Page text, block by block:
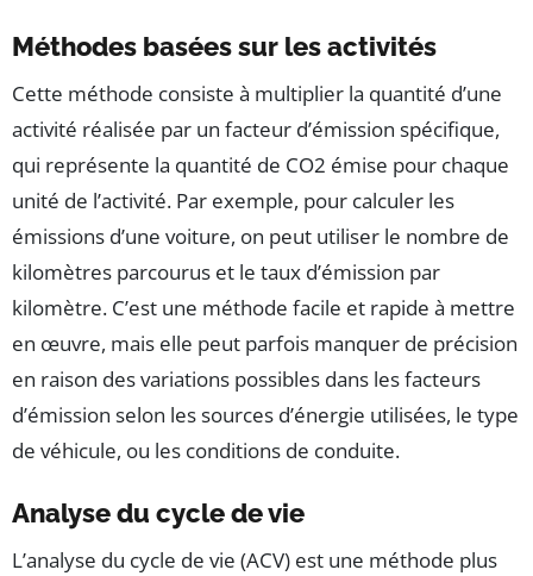
Méthodes basées sur les activités
Cette méthode consiste à multiplier la quantité d’une
activité réalisée par un facteur d’émission spécifique,
qui représente la quantité de CO2 émise pour chaque
unité de l’activité. Par exemple, pour calculer les
émissions d’une voiture, on peut utiliser le nombre de
kilomètres parcourus et le taux d’émission par
kilomètre. C’est une méthode facile et rapide à mettre
en œuvre, mais elle peut parfois manquer de précision
en raison des variations possibles dans les facteurs
d’émission selon les sources d’énergie utilisées, le type
de véhicule, ou les conditions de conduite.
Analyse du cycle de vie
L’analyse du cycle de vie (ACV) est une méthode plus